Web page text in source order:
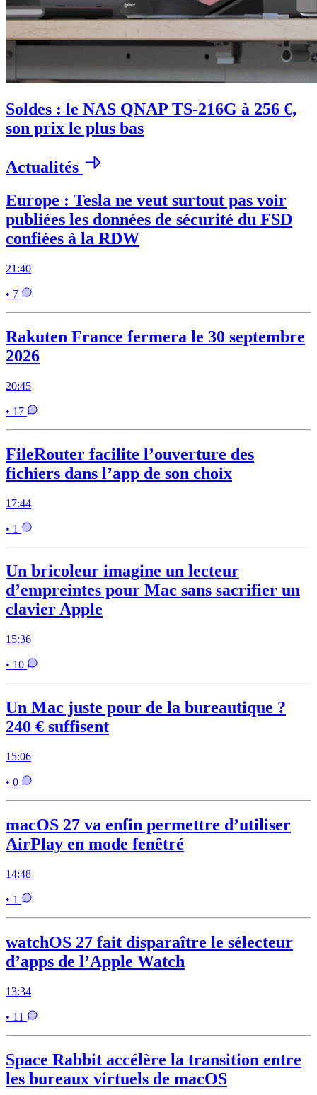
Soldes : le NAS QNAP TS-216G à 256 €,
son prix le plus bas
Actualités
Europe : Tesla ne veut surtout pas voir
publiées les données de sécurité du FSD
confiées à la RDW
21:40
• 7
Rakuten France fermera le 30 septembre
2026
20:45
• 17
FileRouter facilite l’ouverture des
fichiers dans l’app de son choix
17:44
• 1
Un bricoleur imagine un lecteur
d’empreintes pour Mac sans sacrifier un
clavier Apple
15:36
• 10
Un Mac juste pour de la bureautique ?
240 € suffisent
15:06
• 0
macOS 27 va enfin permettre d’utiliser
AirPlay en mode fenêtré
14:48
• 1
watchOS 27 fait disparaître le sélecteur
d’apps de l’Apple Watch
13:34
• 11
Space Rabbit accélère la transition entre
les bureaux virtuels de macOS